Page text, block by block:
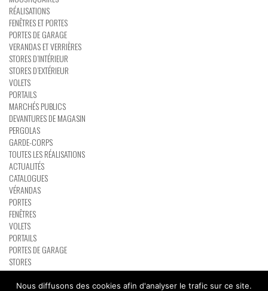
RÉALISATIONS
FENÊTRES ET PORTES
PORTES DE GARAGE
VERANDAS ET VERRIÈRES
STORES D’INTÉRIEUR
STORES D’EXTÉRIEUR
VOLETS
PORTAILS
MARCHÉS PUBLICS
DEVANTURES DE MAGASIN
PERGOLAS
GARDE-CORPS
TOUTES LES RÉALISATIONS
ACTUALITÉS
CATALOGUES
VÉRANDAS
PORTES
FENÊTRES
VOLETS
PORTAILS
PORTES DE GARAGE
STORES
PERGOLAS
RÉSEAU PARTENAIRE BATIMAN
Nous diffusons des cookies afin d'analyser le trafic sur ce site.